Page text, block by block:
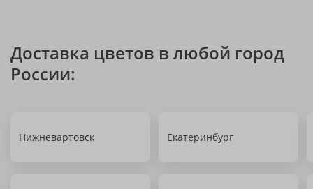
Доставка цветов в любой город
России:
Нижневартовск Екатеринбург